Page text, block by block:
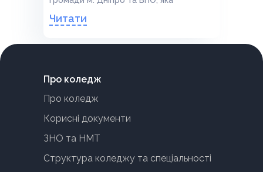
фаховому коледжі радіоелектроніки.
Читати
Про коледж
Про коледж
Корисні документи
ЗНО та НМТ
Структура коледжу та спеціальності